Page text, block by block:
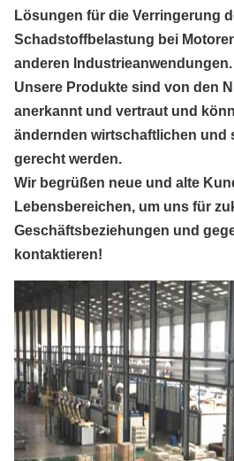
Lösungen für die Verringerung
Schadstoffbelastung bei
anderen Industrieanwendungen.
Unsere Produkte sind von den
anerkannt und vertraut und
ändernden wirtschaftlichen und
gerecht werden.
Wir begrüßen neue und alte
Lebensbereichen, um uns für
Geschäftsbeziehungen und
kontaktieren!